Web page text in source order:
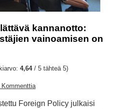
kannanotto:
vainoamisen on
4,64/ 5 tähteä 5)
Kommenttia
Foreign Policy julkaisi